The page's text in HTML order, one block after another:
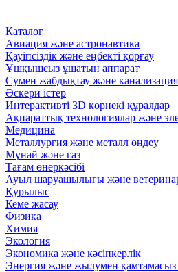
Каталог
Авиация және астронавтика
Қауіпсіздік және еңбекті қорғау
Ұшқышсыз ұшатын аппарат
Сумен жабдықтау және канализация
Әскери істер
Интерактивті 3D көрнекі құралдар
Ақпараттық технологиялар және
Медицина
Металлургия және металл өңдеу
Мұнай және газ
Тағам өнеркәсібі
Ауыл шаруашылығы және
Құрылыс
Кеме жасау
Физика
Химия
Экология
Экономика және кәсіпкерлік
Энергия және жылумен қамтамасыз